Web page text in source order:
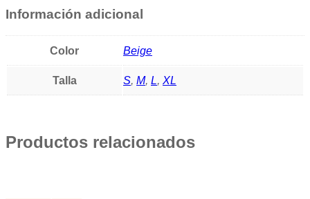
Información adicional
Color Beige
Talla S, M, L, XL
Productos relacionados